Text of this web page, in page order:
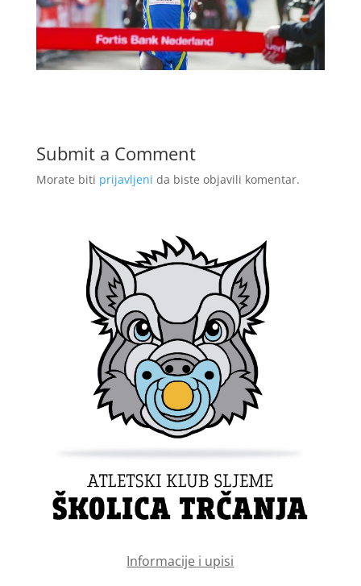
Submit a Comment
Morate biti prijavljeni da biste objavili komentar.
Informacije i upisi